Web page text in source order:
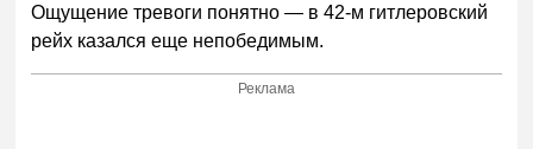
Ощущение тревоги понятно — в 42-м гитлеровский
рейх казался еще непобедимым.
Реклама